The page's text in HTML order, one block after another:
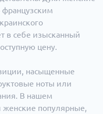
Men
Girl Glorious Gold
похож на Chloe
в себе изысканный
цену.
насыщенные
ноты или
В нашем
женские популярные,